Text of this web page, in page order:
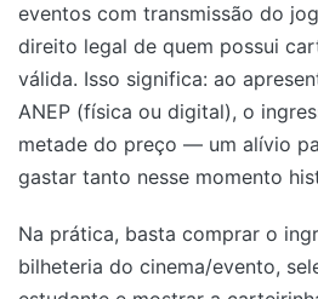
eventos com transmissão do
direito legal de quem possui
válida. Isso significa: ao
ANEP (física ou digital), o
metade do preço — um alívio
gastar tanto nesse momento
Na prática, basta comprar o
bilheteria do cinema/evento,